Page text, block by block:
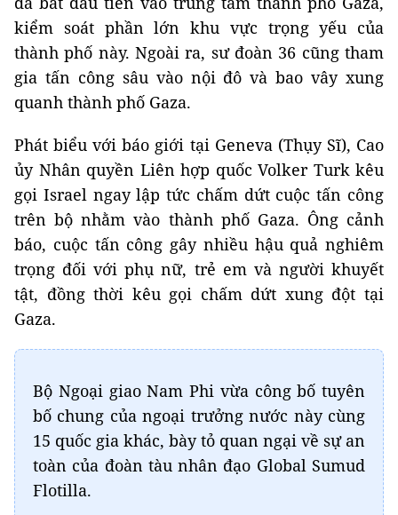
kiểm soát phần lớn khu vực trọng yếu của
thành phố này. Ngoài ra, sư đoàn 36 cũng tham
gia tấn công sâu vào nội đô và bao vây xung
quanh thành phố Gaza.
Phát biểu với báo giới tại Geneva (Thụy Sĩ), Cao
ủy Nhân quyền Liên hợp quốc Volker Turk kêu
gọi Israel ngay lập tức chấm dứt cuộc tấn công
trên bộ nhằm vào thành phố Gaza. Ông cảnh
báo, cuộc tấn công gây nhiều hậu quả nghiêm
trọng đối với phụ nữ, trẻ em và người khuyết
tật, đồng thời kêu gọi chấm dứt xung đột tại
Gaza.
Bộ Ngoại giao Nam Phi vừa công bố tuyên
bố chung của ngoại trưởng nước này cùng
15 quốc gia khác, bày tỏ quan ngại về sự an
toàn của đoàn tàu nhân đạo Global Sumud
Flotilla.